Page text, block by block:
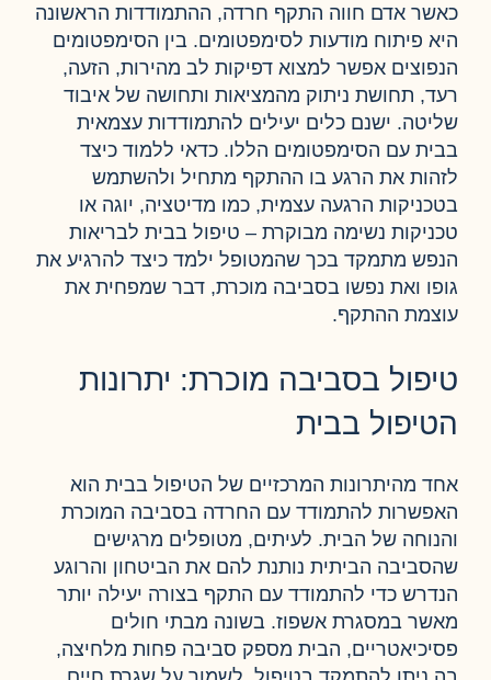
כאשר אדם חווה התקף חרדה, ההתמודדות הראשונה
היא פיתוח מודעות לסימפטומים. בין הסימפטומים
הנפוצים אפשר למצוא דפיקות לב מהירות, הזעה,
רעד, תחושת ניתוק מהמציאות ותחושה של איבוד
שליטה. ישנם כלים יעילים להתמודדות עצמאית
בבית עם הסימפטומים הללו. כדאי ללמוד כיצד
לזהות את הרגע בו ההתקף מתחיל ולהשתמש
בטכניקות הרגעה עצמית, כמו מדיטציה, יוגה או
טכניקות נשימה מבוקרת – טיפול בבית לבריאות
הנפש מתמקד בכך שהמטופל ילמד כיצד להרגיע את
גופו ואת נפשו בסביבה מוכרת, דבר שמפחית את
עוצמת ההתקף.
טיפול בסביבה מוכרת: יתרונות
הטיפול בבית
אחד מהיתרונות המרכזיים של הטיפול בבית הוא
האפשרות להתמודד עם החרדה בסביבה המוכרת
והנוחה של הבית. לעיתים, מטופלים מרגישים
שהסביבה הביתית נותנת להם את הביטחון והרוגע
הנדרש כדי להתמודד עם התקף בצורה יעילה יותר
מאשר במסגרת אשפוז. בשונה מבתי חולים
פסיכיאטריים, הבית מספק סביבה פחות מלחיצה,